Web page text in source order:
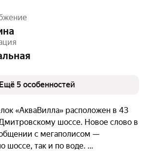
га
Ещё 5 особенностей
шоссе. Новое слово в
с мегаполисом —
шоссе, так и по воде.